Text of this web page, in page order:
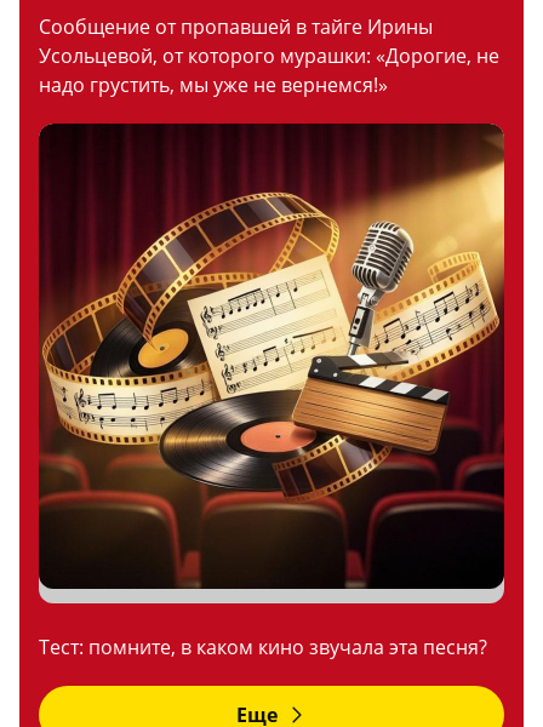
Сообщение от пропавшей в тайге Ирины
Усольцевой, от которого мурашки: «Дорогие, не
надо грустить, мы уже не вернемся!»
Тест: помните, в каком кино звучала эта песня?
Еще